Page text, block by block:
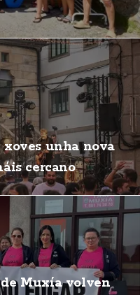
xoves unha nova
cercano
Muxía volven